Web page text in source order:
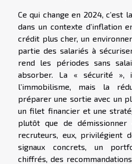
Ce qui change en 2024, c’est
dans un contexte d’inflation
crédit plus cher, un
partie des salariés à
rend les périodes sans
absorber. La « sécurité »,
l’immobilisme, mais la
préparer une sortie avec un
un filet financier et une
plutôt que de
recruteurs, eux, privilégient
signaux concrets, un
chiffrés, des